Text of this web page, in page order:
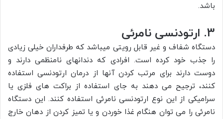
باشد.
3. ارتودنسی نامرئی
دستگاه شفاف و غیر قابل رویتی میباشد که طرفداران خیلی زیادی
را جذب خود کرده است. افرادی که دندانهای نامنظمی دارند و
دوست دارند برای مرتب کردن آنها از درمان ارتودنسی استفاده
کنند، ترجیح می دهند به جای استفاده از براکت های فلزی یا
سرامیکی از این نوع ارتودنسی نامرئی استفاده کنند. این دستگاه
نامرئی را می توان هنگام غذا خوردن و یا تمیز کردن از دهان خارج